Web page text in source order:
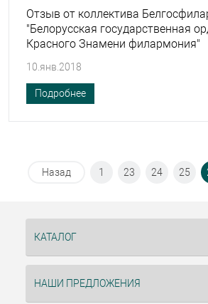
Отзыв от коллектива
"Белорусская государственная
Красного Знамени филармония"
10.янв.2018
Подробнее
Назад 1 23 24 25
КАТАЛОГ
НАШИ ПРЕДЛОЖЕНИЯ